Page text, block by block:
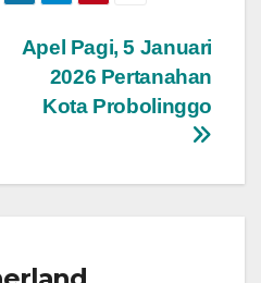
Apel Pagi, 5 Januari
2026 Pertanahan
Kota Probolinggo